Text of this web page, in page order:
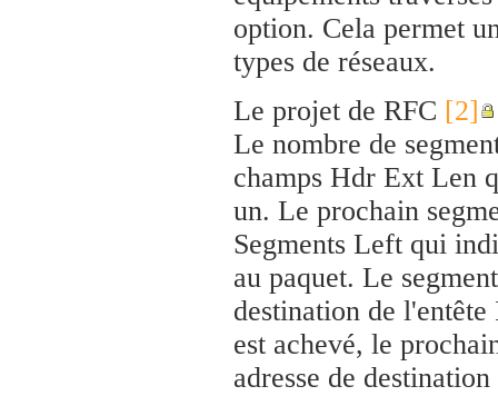
option. Cela permet
types de réseaux.
Le projet de RFC [2]
Le nombre de
champs Hdr Ext Len
un. Le prochain
Segments Left qui
au paquet. Le
destination de
est achevé, le
adresse de